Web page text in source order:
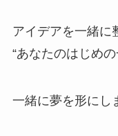
アイデアを一緒に
“あなたのはじめの
一緒に夢を形にし